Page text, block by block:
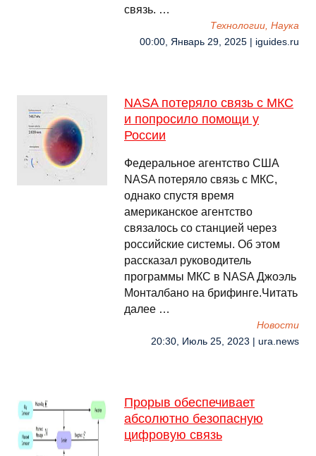
связь. …
Технологии, Наука
00:00, Январь 29, 2025 | iguides.ru
NASA потеряло связь с МКС
и попросило помощи у
России
Федеральное агентство США
NASA потеряло связь с МКС,
однако спустя время
американское агентство
связалось со станцией через
российские системы. Об этом
рассказал руководитель
программы МКС в NASA Джоэль
Монталбано на брифинге.Читать
далее …
Новости
20:30, Июль 25, 2023 | ura.news
Прорыв обеспечивает
абсолютно безопасную
цифровую связь